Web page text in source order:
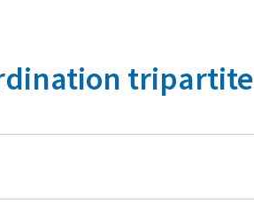
tripartite